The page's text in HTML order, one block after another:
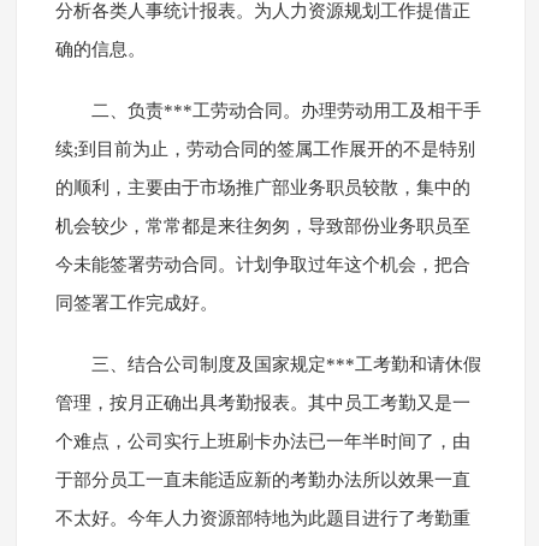
分析各类人事统计报表。为人力资源规划工作提借正
确的信息。
二、负责***工劳动合同。办理劳动用工及相干手
续;到目前为止，劳动合同的签属工作展开的不是特别
的顺利，主要由于市场推广部业务职员较散，集中的
机会较少，常常都是来往匆匆，导致部份业务职员至
今未能签署劳动合同。计划争取过年这个机会，把合
同签署工作完成好。
三、结合公司制度及国家规定***工考勤和请休假
管理，按月正确出具考勤报表。其中员工考勤又是一
个难点，公司实行上班刷卡办法已一年半时间了，由
于部分员工一直未能适应新的考勤办法所以效果一直
不太好。今年人力资源部特地为此题目进行了考勤重